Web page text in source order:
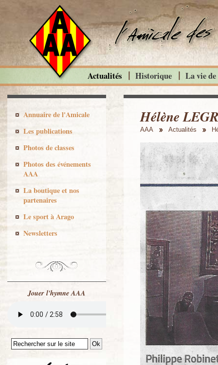
Hélène
AAA Actualités
Actualités Historique La vie
Annuaire de l'Amicale
Les publications
Photos de classes
Photos des événements
AAA
La boutique et nos
partenaires
Le sport à Arago
Newsletters
Jouer l'hymne AAA